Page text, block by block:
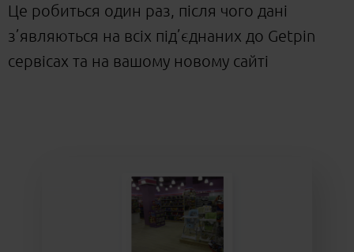
Це робиться один раз, після чого дані
з’являються на всіх під’єднаних до Getpin
сервісах та на вашому новому сайті